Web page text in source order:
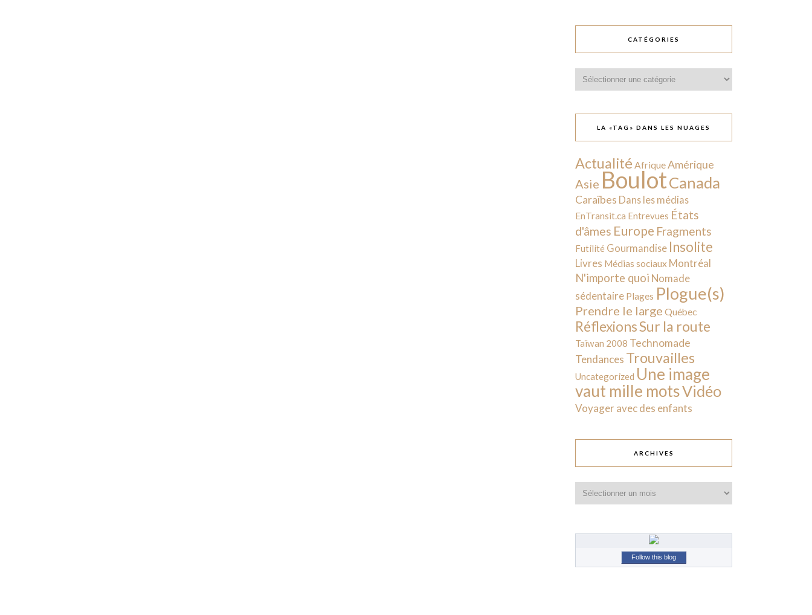
CATÉGORIES
LA «TAG» DANS LES NUAGES
Actualité AfriqueAmérique
Asie BoulotCanada
Caraïbes Dans les médias
EnTransit.ca Entrevues États
d'âmes Europe Fragments
Futilité Gourmandise Insolite
Livres Médias sociaux Montréal
N'importe quoi Nomade
sédentaire Plages Plogue(s)
Prendre le large Québec
RéflexionsSur la route
Taïwan 2008 Technomade
Tendances Trouvailles
Uncategorized Une image
vaut mille motsVidéo
Voyager avec des enfants
ARCHIVES
Follow this blog